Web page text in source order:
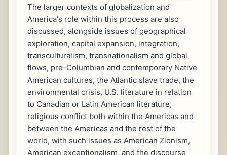
The larger contexts of globalization and
America's role within this process are also
discussed, alongside issues of geographical
exploration, capital expansion, integration,
transculturalism, transnationalism and global
flows, pre-Columbian and contemporary Native
American cultures, the Atlantic slave trade, the
environmental crisis, U.S. literature in relation
to Canadian or Latin American literature,
religious conflict both within the Americas and
between the Americas and the rest of the
world, with such issues as American Zionism,
American exceptionalism, and the discourse